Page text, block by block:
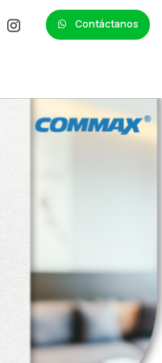
Contáctanos